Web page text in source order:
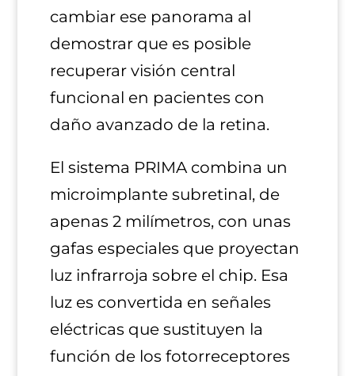
cambiar ese panorama al
demostrar que es posible
recuperar visión central
funcional en pacientes con
daño avanzado de la retina.
El sistema PRIMA combina un
microimplante subretinal, de
apenas 2 milímetros, con unas
gafas especiales que proyectan
luz infrarroja sobre el chip. Esa
luz es convertida en señales
eléctricas que sustituyen la
función de los fotorreceptores